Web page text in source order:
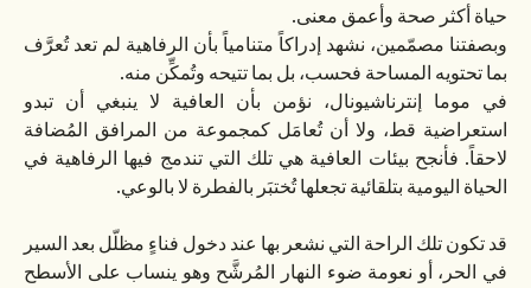
حياة أكثر صحة وأعمق معنى.
وبصفتنا مصمّمين، نشهد إدراكاً متنامياً بأن الرفاهية لم تعد تُعرَّف
بما تحتويه المساحة فحسب، بل بما تتيحه وتُمكِّن منه.
في موما إنترناشيونال، نؤمن بأن العافية لا ينبغي أن تبدو
استعراضية قط، ولا أن تُعامَل كمجموعة من المرافق المُضافة
لاحقاً. فأنجح بيئات العافية هي تلك التي تندمج فيها الرفاهية في
الحياة اليومية بتلقائية تجعلها تُختبَر بالفطرة لا بالوعي.
قد تكون تلك الراحة التي نشعر بها عند دخول فناءٍ مظلّل بعد السير
في الحر، أو نعومة ضوء النهار المُرشَّح وهو ينساب على الأسطح